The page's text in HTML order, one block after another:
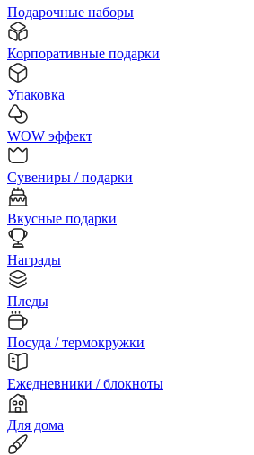
Подарочные наборы
Корпоративные подарки
Упаковка
WOW эффект
Сувениры / подарки
Вкусные подарки
Награды
Пледы
Посуда / термокружки
Ежедневники / блокноты
Для дома